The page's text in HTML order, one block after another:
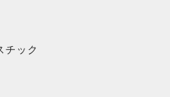
チック